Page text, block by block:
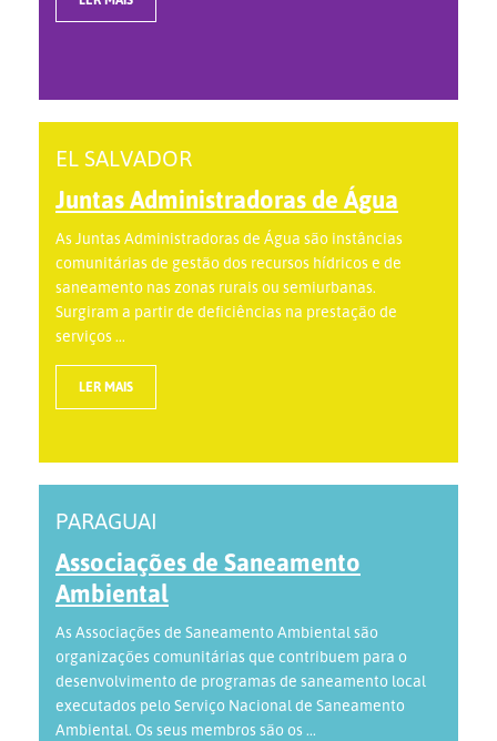
EL SALVADOR
Juntas Administradoras de Água
As Juntas Administradoras de Água são instâncias
comunitárias de gestão dos recursos hídricos e de
saneamento nas zonas rurais ou semiurbanas.
Surgiram a partir de deficiências na prestação de
serviços ...
LER MAIS
PARAGUAI
Associações de Saneamento
Ambiental
As Associações de Saneamento Ambiental são
organizações comunitárias que contribuem para o
desenvolvimento de programas de saneamento local
executados pelo Serviço Nacional de Saneamento
Ambiental. Os seus membros são os ...